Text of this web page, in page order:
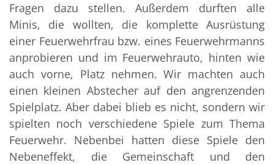
Fragen dazu stellen. Außerdem durften alle
Minis, die wollten, die komplette Ausrüstung
einer Feuerwehrfrau bzw. eines Feuerwehrmanns
anprobieren und im Feuerwehrauto, hinten wie
auch vorne, Platz nehmen. Wir machten auch
einen kleinen Abstecher auf den angrenzenden
Spielplatz. Aber dabei blieb es nicht, sondern wir
spielten noch verschiedene Spiele zum Thema
Feuerwehr. Nebenbei hatten diese Spiele den
Nebeneffekt, die Gemeinschaft und den